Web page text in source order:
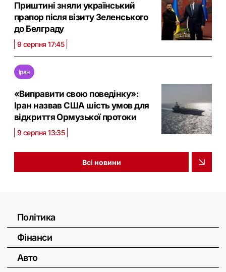
Приштині зняли український
прапор після візиту Зеленського
до Белграду
9 серпня 17:45
Іран
«Виправити свою поведінку»:
Іран назвав США шість умов для
відкриття Ормузької протоки
9 серпня 13:35
Всі новини
Політика
Фінанси
Авто